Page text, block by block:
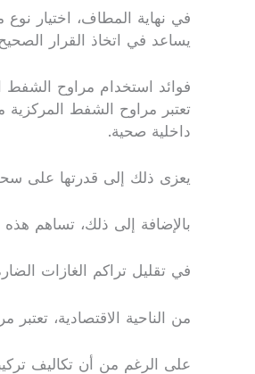
في نهاية المطاف، اختيار
يساعد في اتخاذ القرار
فوائد استخدام مراوح الشفط
تعتبر مراوح الشفط المركزية
داخلية صحية.
يعزى ذلك إلى قدرتها على
بالإضافة إلى ذلك، تساهم هذه
في تقليل تراكم الغازات
من الناحية الاقتصادية،
على الرغم من أن تكاليف